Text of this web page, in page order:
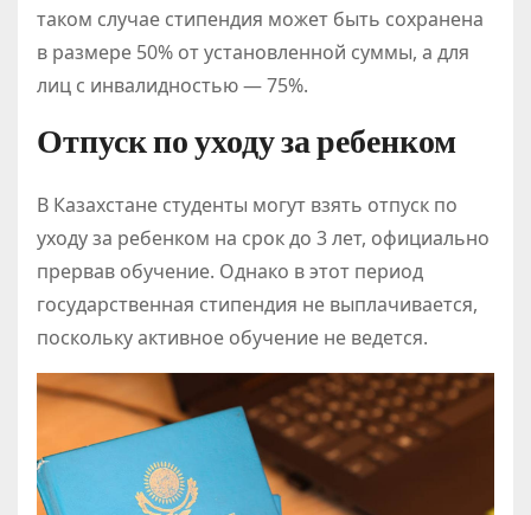
таком случае стипендия может быть сохранена
в размере 50% от установленной суммы, а для
лиц с инвалидностью — 75%.
Отпуск по уходу за ребенком
В Казахстане студенты могут взять отпуск по
уходу за ребенком на срок до 3 лет, официально
прервав обучение. Однако в этот период
государственная стипендия не выплачивается,
поскольку активное обучение не ведется.